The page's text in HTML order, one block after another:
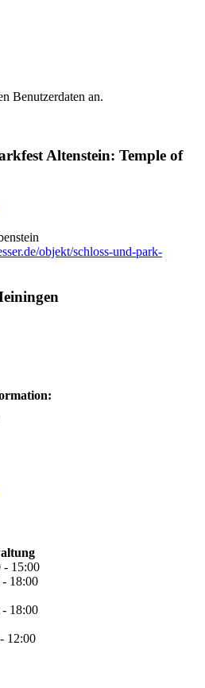
Benutzerdaten an.
Altenstein: Temple of
objekt/schloss-und-park-
- 15:00
18:00
18:00
12:00